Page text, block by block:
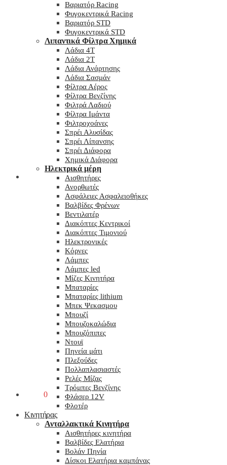
0
Βαριατόρ Racing
Φυγοκεντρικά Racing
Βαριατόρ STD
Φυγοκεντρικά STD
Λιπαντικά Φίλτρα Χημικά
Λάδια 4T
Λάδια 2T
Λάδια Ανάρτησης
Λάδια Σασμάν
Φίλτρα Αέρος
Φίλτρα Βενζίνης
Φιλτρά Λαδιού
Φίλτρα Ιμάντα
Φιλτροχοάνες
Σπρέι Αλυσίδας
Σπρέι Λίπανσης
Σπρέι Διάφορα
Χημικά Διάφορα
Hλεκτρικά μέρη
Αισθητήρες
Ανορθωτές
Ασφάλειες Ασφαλειοθήκες
Βαλβίδες Φρένων
Βεντιλατέρ
Διακόπτες Κεντρικοί
Διακόπτες Τιμονιού
Ηλεκτρονικές
Κόρνες
Λάμπες
Λάμπες led
Μίζες Κινητήρα
Μπαταρίες
Μπαταρίες lithium
Μπεκ Ψεκασμου
Μπουζί
Μπουζοκαλώδια
Μπουζόπιπες
Ντουϊ
Πηνεία μάτι
Πλεξούδες
Πολλαπλασιαστές
Ρελές Μίζας
Τρόμπες Βενζίνης
Φλάσερ 12V
Φλοτέρ
Κινητήρας
Ανταλλακτικά Κινητήρα
Αισθητήρες κινητήρα
Βαλβίδες Ελατήρια
Βολάν Πηνία
Δίσκοι Ελατήρια καμπάνας